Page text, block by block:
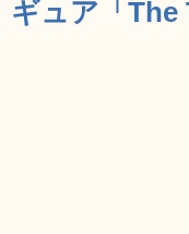
ギュア「The